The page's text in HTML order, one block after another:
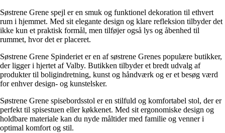
Søstrene Grene spejl er en smuk og funktionel dekoration til ethvert
rum i hjemmet. Med sit elegante design og klare refleksion tilbyder det
ikke kun et praktisk formål, men tilføjer også lys og åbenhed til
rummet, hvor det er placeret.
Søstrene Grene Spinderiet er en af søstrene Grenes populære butikker,
der ligger i hjertet af Valby. Butikken tilbyder et bredt udvalg af
produkter til boligindretning, kunst og håndværk og er et besøg værd
for enhver design- og kunstelsker.
Søstrene Grene spisebordsstol er en stilfuld og komfortabel stol, der er
perfekt til spisestuen eller køkkenet. Med sit ergonomiske design og
holdbare materiale kan du nyde måltider med familie og venner i
optimal komfort og stil.